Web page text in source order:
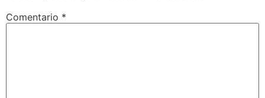
Comentario *